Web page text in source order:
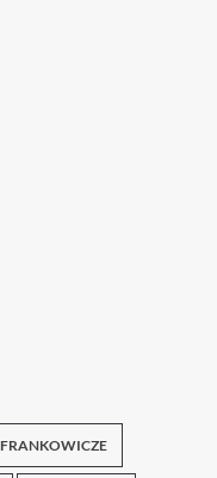
FRANKOWICZE